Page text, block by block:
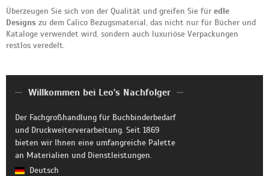
Überzeugen Sie sich von der Qualität und greifen Sie für edle
Designs zu dem Calico Bezugsmaterial, das nicht nur für Bücher und
Kataloge verwendet wird, sondern auch luxuriöse Verpackungen
restlos veredelt.
Willkommen bei Leo's Nachfolger
Der Fachgroßhandlung für Buchbinderbedarf
und Druckweiterverarbeitung. Seit 1869
bieten wir Ihnen eine umfangreiche Palette
an Materialien und Dienstleistungen.
Deutsch